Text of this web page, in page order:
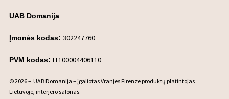
UAB Domanija
Įmonės kodas:302247760
PVM kodas:LT100004406110
© 2026 – UAB Domanija – įgaliotas Vranjes Firenze produktų platintojas
Lietuvoje, interjero salonas.